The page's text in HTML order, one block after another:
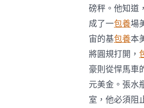
磅秤。他知道
成了一包養場
宙的基包養本
將圓規打開，
豪則從悍馬車
元美金。張水
室，他必須阻